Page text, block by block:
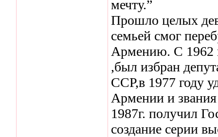
мечту.”
Прошло целых
семьей смог
Армению. С 1962
,был избран
ССР,в 1977 году
Армении и
1987г. получил
создание серии